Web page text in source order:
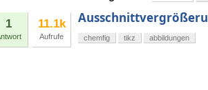
1 11.1k
Aufrufe chemfig tikz abbildungen